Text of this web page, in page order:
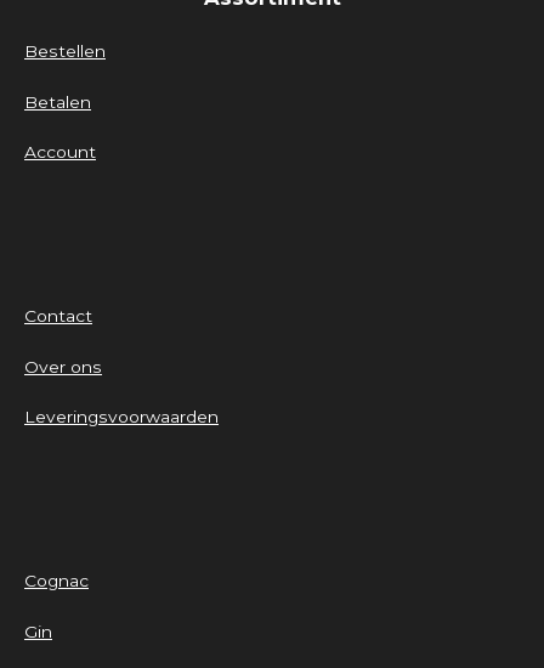
Bestellen
Betalen
Account
Contact
Over ons
Leveringsvoorwaarden
Cognac
Gin